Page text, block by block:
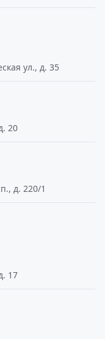
ул., д. 35
20
д. 220/1
17